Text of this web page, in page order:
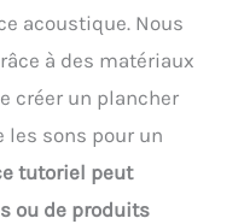
acoustique. Nous
à des matériaux
créer un plancher
sons pour un
tutoriel peut
ou de produits